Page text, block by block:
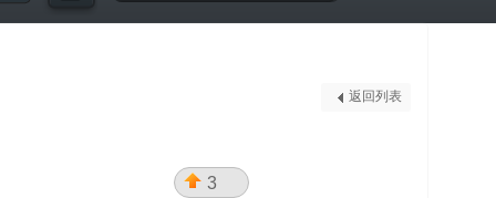
返回列表
3